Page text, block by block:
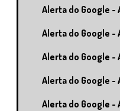
Alerta do Google -
Alerta do Google -
Alerta do Google -
Alerta do Google -
Alerta do Google -